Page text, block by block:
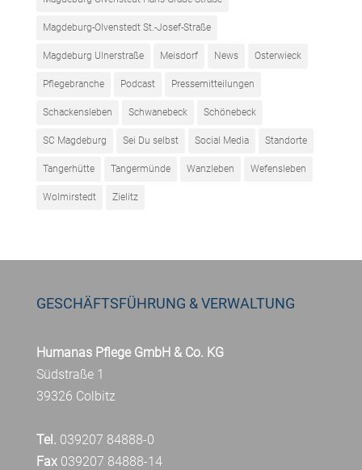
Magdeburg-Olvenstedt St.-Josef-Straße
Magdeburg Ulnerstraße Meisdorf News Osterwieck
Pflegebranche Podcast Pressemitteilungen
Schackensleben Schwanebeck Schönebeck
SC Magdeburg Sei Du selbst Social Media Standorte
Tangerhütte Tangermünde Wanzleben Wefensleben
Wolmirstedt Zielitz
GESCHÄFTSFÜHRUNG & VERWALTUNG
Humanas Pflege GmbH & Co. KG
Südstraße 1
39326 Colbitz
Tel. 039207 84888-0
Fax039207 84888-14